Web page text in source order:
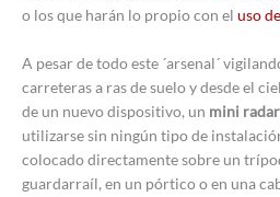
o los que harán lo propio con el uso
A pesar de todo este ´arsenal´
carreteras a ras de suelo y desde el
de un nuevo dispositivo, un mini
utilizarse sin ningún tipo de
colocado directamente sobre un
guardarraíl, en un pórtico o en una